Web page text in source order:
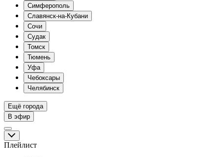
Симферополь
Славянск-на-Кубани
Сочи
Судак
Томск
Тюмень
Уфа
Чебоксары
Челябинск
Ещё города
В эфир
Плейлист